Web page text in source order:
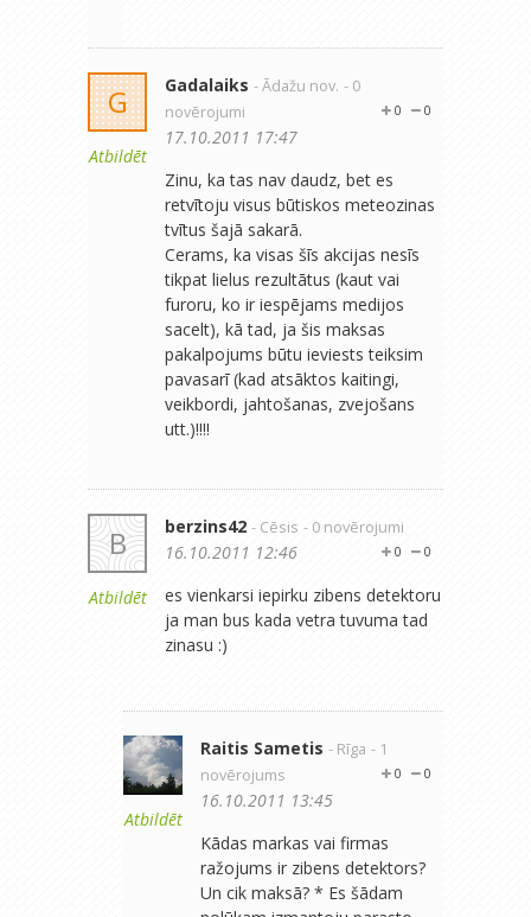
G
Atbildēt
Gadalaiks - Ādažu nov. - 0
novērojumi
0
0
17.10.2011 17:47
Zinu, ka tas nav daudz, bet es
retvītoju visus būtiskos meteozinas
tvītus šajā sakarā.
Cerams, ka visas šīs akcijas nesīs
tikpat lielus rezultātus (kaut vai
furoru, ko ir iespējams medijos
sacelt), kā tad, ja šis maksas
pakalpojums būtu ieviests teiksim
pavasarī (kad atsāktos kaitingi,
veikbordi, jahtošanas, zvejošans
utt.)!!!!
B
Atbildēt
berzins42 - Cēsis - 0 novērojumi
0
0
16.10.2011 12:46
es vienkarsi iepirku zibens detektoru
ja man bus kada vetra tuvuma tad
zinasu :)
Atbildēt
Raitis Sametis - Rīga - 1
novērojums
0
0
16.10.2011 13:45
Kādas markas vai firmas
ražojums ir zibens detektors?
Un cik maksā? * Es šādam